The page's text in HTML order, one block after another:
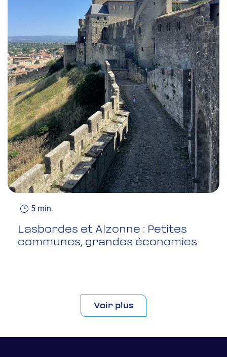
5 min.
Lasbordes et Alzonne : Petites
communes, grandes économies
Voir plus